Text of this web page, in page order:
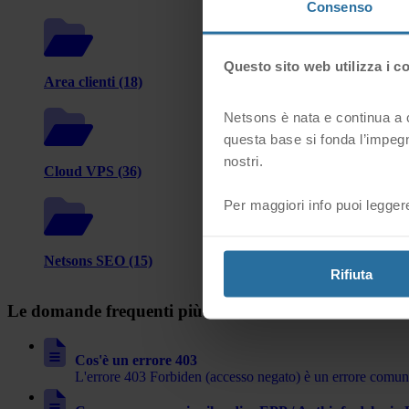
Consenso
Questo sito web utilizza i
Netsons è nata e continua a
questa base si fonda
nostri.
Per maggiori info puoi
Rifiuta
Area clienti (18)
Cloud VPS (36) cPanel (87)
Netsons SEO (15)
Le domande frequenti più visitate
Cos'è un errore 403
L'errore 403 Forbiden (accesso negato) è un errore